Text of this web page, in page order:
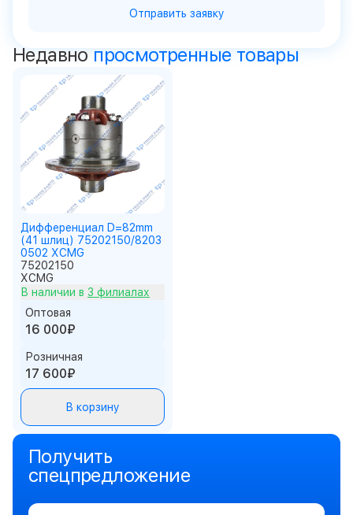
Отправить заявку
Недавно просмотренные товары
Дифференциал D=82mm
(41 шлиц) 75202150/8203
0502 XCMG
75202150
XCMG
В наличии в 3 филиалах
Оптовая
16 000₽
Розничная
17 600₽
В корзину
Получить
спецпредложение